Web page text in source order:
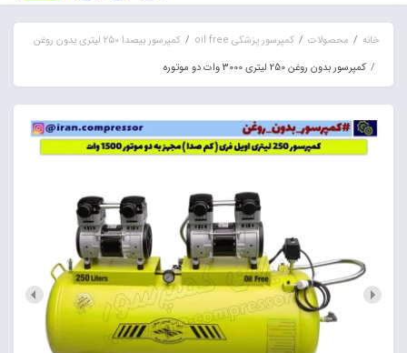
خانه محصولات کمپرسور پزشکی oil free
کمپرسور بیصدا 250 لیتری بدون روغن
کمپرسور بدون روغن 250 لیتری 3000 وات دو موتوره